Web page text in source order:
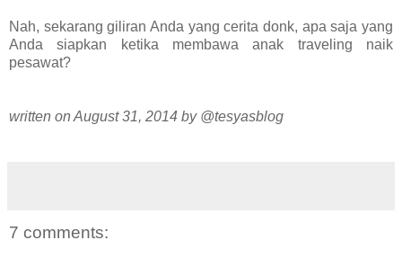
Nah, sekarang giliran Anda yang cerita donk, apa saja yang
Anda siapkan ketika membawa anak traveling naik
pesawat?
written on August 31, 2014 by @tesyasblog
7 comments: